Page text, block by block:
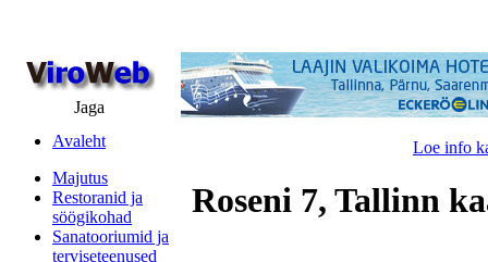
Jaga
Avaleht
Majutus
Restoranid ja
söögikohad
Sanatooriumid ja
terviseteenused
Loe info
Roseni 7, Tallinn